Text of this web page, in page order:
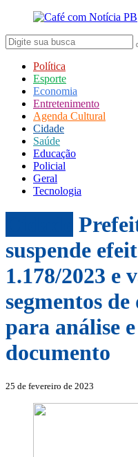
Política
Esporte
Economia
Entretenimento
Agenda Cultural
Cidade
Saúde
Educação
Policial
Geral
Tecnologia
suspende
1.178/2023 e
segmentos
para análise
documento
25 de fevereiro de 2023